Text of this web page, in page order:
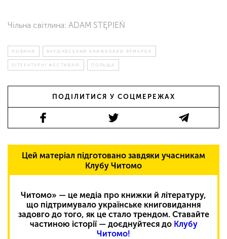
Чільна світлина: ADAM STĘPIEŃ
НОВИНИ ВАРШАВСЬКИЙ КНИЖКОВИЙ ЯРМАРОК
ЛІТЕРАТУРНІ ФЕСТИВАЛІ ПОЛЬЩА
ПОДІЛИТИСЯ У СОЦМЕРЕЖАХ
Цей матеріал підготовано завдяки учасникам
Клубу Читомо
Читомо» — це медіа про книжки й літературу,
що підтримувало українське книговидання
задовго до того, як це стало трендом. Ставайте
частиною історії — доєднуйтеся до Клубу
Читомо!